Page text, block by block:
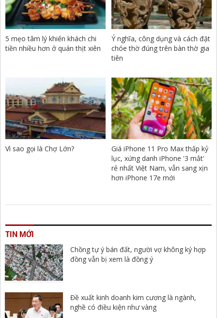
5 mẹo tâm lý khiến khách chi
tiền nhiều hơn ở quán thịt xiên
Ý nghĩa, công dụng và cách đặt
chóe thờ đúng trên bàn thờ gia
tiên
Vì sao gọi là Chợ Lớn?
Giá iPhone 11 Pro Max thấp kỷ
lục, xứng danh iPhone '3 mắt'
rẻ nhất Việt Nam, vẫn sang xịn
hơn iPhone 17e mới
TIN MỚI
Chồng tự ý bán đất, người vợ không ký hợp
đồng vẫn bị xem là đồng ý
Đề xuất kinh doanh kim cương là ngành,
nghề có điều kiện như vàng